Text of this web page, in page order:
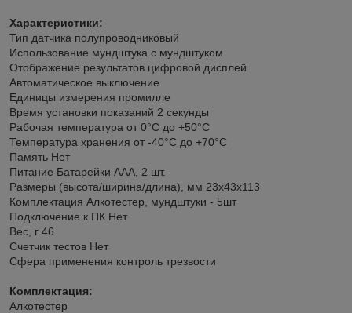
Характеристики:
Тип датчика полупроводниковый
Использование мундштука с мундштуком
Отображение результатов цифровой дисплей
Автоматическое выключение
Единицы измерения промилле
Время установки показаний 2 секунды
Рабочая температура от 0°С до +50°С
Температура хранения от -40°С до +70°С
Память Нет
Питание Батарейки ААА, 2 шт.
Размеры (высота/ширина/длина), мм 23х43х113
Комплектация Алкотестер, мундштуки - 5шт
Подключение к ПК Нет
Вес, г 46
Счетчик тестов Нет
Сфера применения контроль трезвости
Комплектация:
Алкотестер